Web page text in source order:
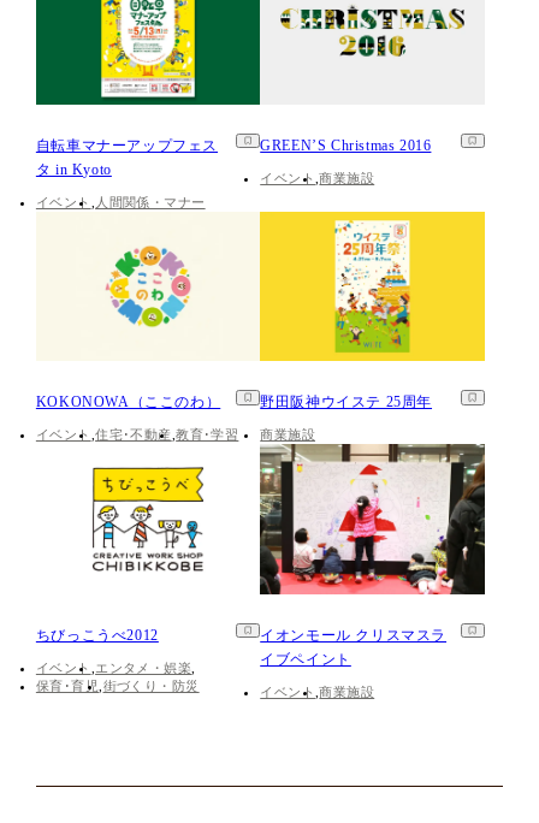
自転車マナーアップフェス
タ in Kyoto
イベント 人間関係・マナー
GREEN’S Christmas 2016
イベント 商業施設
KOKONOWA（ここのわ）
イベント 住宅･不動産 教育･学習
野田阪神ウイステ 25周年
商業施設
ちびっこうべ2012
イベント
エンタメ・娯楽
保育･育児 街づくり・防災
イオンモール クリスマスラ
イブペイント
イベント 商業施設